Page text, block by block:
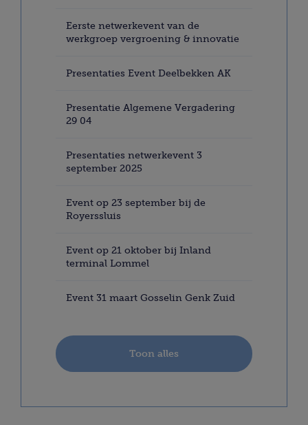
Eerste netwerkevent van de
werkgroep vergroening & innovatie
Presentaties Event Deelbekken AK
Presentatie Algemene Vergadering
29 04
Presentaties netwerkevent 3
september 2025
Event op 23 september bij de
Royerssluis
Event op 21 oktober bij Inland
terminal Lommel
Event 31 maart Gosselin Genk Zuid
Toon alles